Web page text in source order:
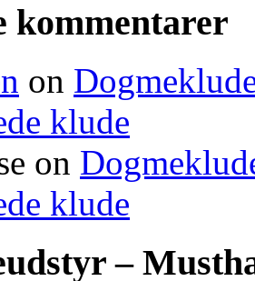
kommentarer
on
klude
on
klude
–